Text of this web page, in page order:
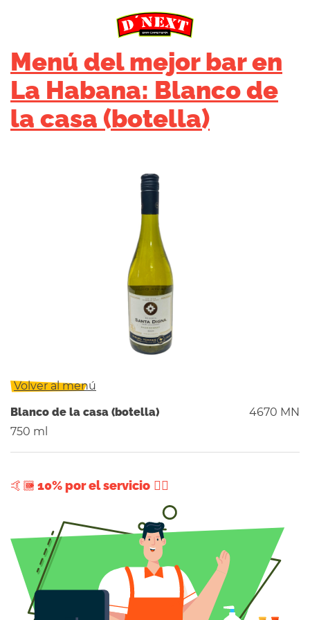
Menú del mejor bar en
La Habana: Blanco de
la casa (botella)
Volver al menú
Blanco de la casa (botella)
4670 MN
750 ml
+ 10% por el servicio